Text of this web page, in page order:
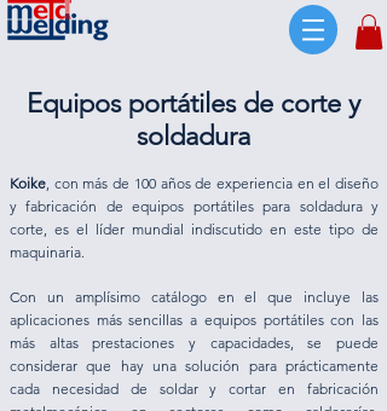
Koike, con más de 100 años de experiencia en el diseño
y fabricación de equipos portátiles para soldadura y
corte, es el líder mundial indiscutido en este tipo de
maquinaria.
Con un amplísimo catálogo en el que incluye las
aplicaciones más sencillas a equipos portátiles con las
más altas prestaciones y capacidades, se puede
considerar que hay una solución para prácticamente
cada necesidad de soldar y cortar en fabricación
Equipos portátiles de corte y
soldadura